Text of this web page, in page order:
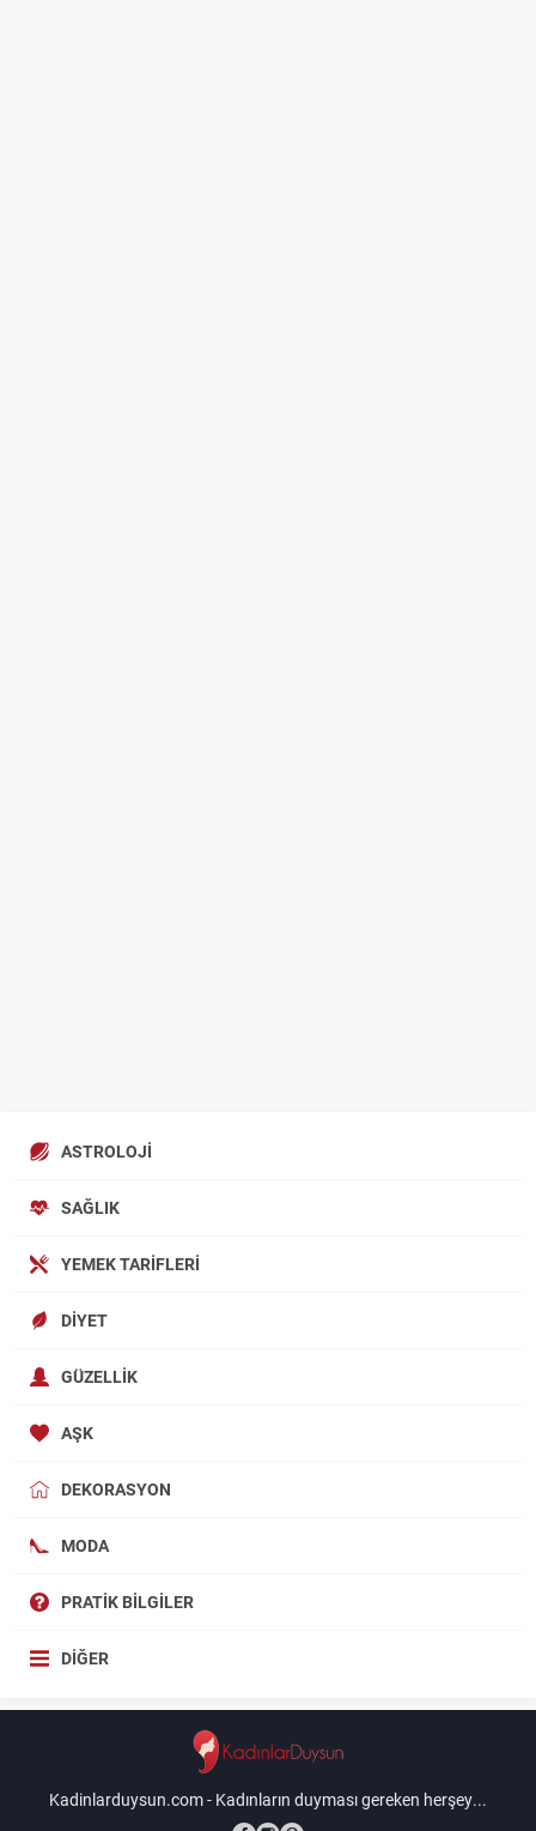
ASTROLOJI
SAĞLIK
YEMEK TARIFLERI
DIYET
GÜZELLIK
AŞK
DEKORASYON
MODA
PRATIK BILGILER
DIĞER
Kadinlarduysun.com - Kadınların duyması gereken herşey...